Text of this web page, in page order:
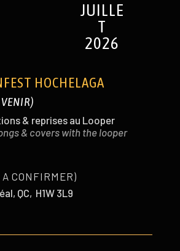
JUILLE
T
2026
HOCHELAGA
& reprises au Looper
& covers with the looper
CONFIRMER)
QC, H1W 3L9